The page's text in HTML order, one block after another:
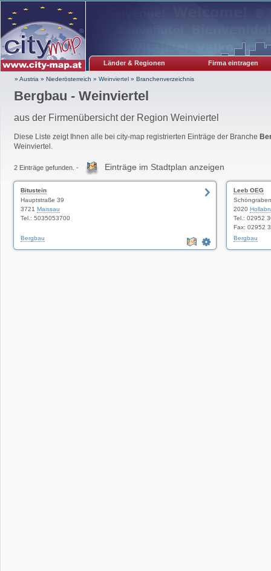
Länder & Regionen Firma eintragen
» Austria » Niederösterreich » Weinviertel » Branchenverzeichnis
Bergbau - Weinviertel
aus der Firmenübersicht der Region Weinviertel
Diese Liste zeigt Ihnen alle bei city-map registrierten Einträge der Branche
Weinviertel.
2 Einträge gefunden. - Einträge im Stadtplan anzeigen
Bitustein
Hauptstraße 39
3721 Maissau
Tel.: 5035053700
Bergbau
Leeb OEG
2020
Tel.: 02952
Fax: 02952
Bergbau